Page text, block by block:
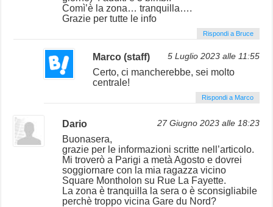
Comì’è la zona… tranquilla….
Grazie per tutte le info
Rispondi a Bruce
Marco (staff) 5 Luglio 2023 alle 11:55
Certo, ci mancherebbe, sei molto
centrale!
Rispondi a Marco
Dario 27 Giugno 2023 alle 18:23
Buonasera,
grazie per le informazioni scritte nell’articolo.
Mi troverò a Parigi a metà Agosto e dovrei
soggiornare con la mia ragazza vicino
Square Montholon su Rue La Fayette.
La zona è tranquilla la sera o è sconsigliabile
perchè troppo vicina Gare du Nord?